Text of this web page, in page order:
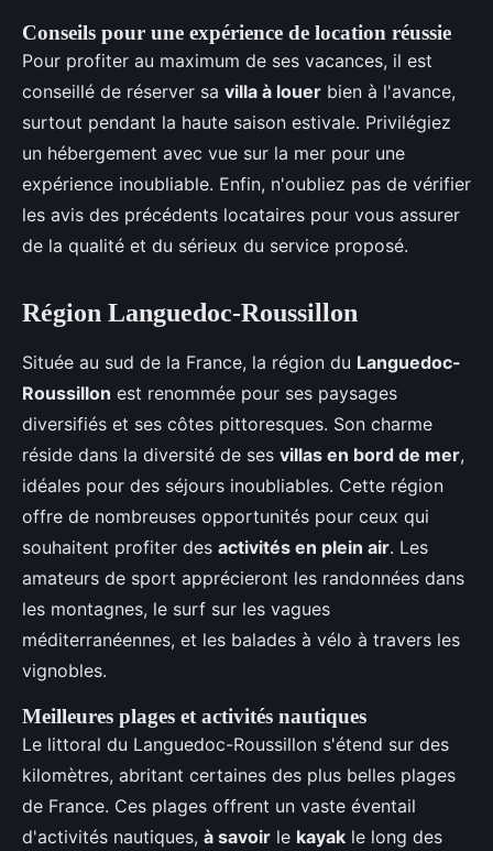
Conseils pour une expérience de location réussie
Pour profiter au maximum de ses vacances, il est
conseillé de réserver sa villa à louer bien à l'avance,
surtout pendant la haute saison estivale. Privilégiez
un hébergement avec vue sur la mer pour une
expérience inoubliable. Enfin, n'oubliez pas de vérifier
les avis des précédents locataires pour vous assurer
de la qualité et du sérieux du service proposé.
Région Languedoc-Roussillon
Située au sud de la France, la région du Languedoc-
Roussillon est renommée pour ses paysages
diversifiés et ses côtes pittoresques. Son charme
réside dans la diversité de ses villas en bord de mer,
idéales pour des séjours inoubliables. Cette région
offre de nombreuses opportunités pour ceux qui
souhaitent profiter des activités en plein air. Les
amateurs de sport apprécieront les randonnées dans
les montagnes, le surf sur les vagues
méditerranéennes, et les balades à vélo à travers les
vignobles.
Meilleures plages et activités nautiques
Le littoral du Languedoc-Roussillon s'étend sur des
kilomètres, abritant certaines des plus belles plages
de France. Ces plages offrent un vaste éventail
d'activités nautiques, à savoir le kayak le long des